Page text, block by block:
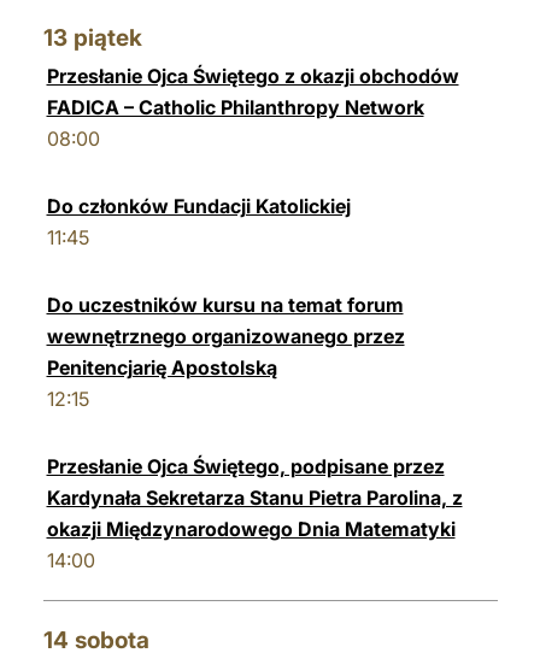
13 piątek
Przesłanie Ojca Świętego z okazji obchodów
FADICA – Catholic Philanthropy Network
08:00
Do członków Fundacji Katolickiej
11:45
Do uczestników kursu na temat forum
wewnętrznego organizowanego przez
Penitencjarię Apostolską
12:15
Przesłanie Ojca Świętego, podpisane przez
Kardynała Sekretarza Stanu Pietra Parolina, z
okazji Międzynarodowego Dnia Matematyki
14:00
14 sobota